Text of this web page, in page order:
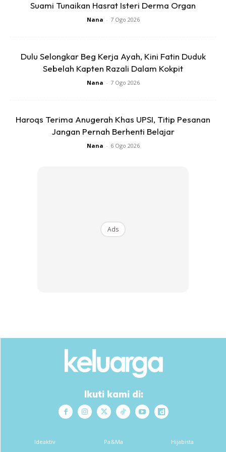
Terdahulu, Margaret bersyukur impian anak tunggalnya,
menunggu dengan sabar bertahun-tahun lamanya.
CENDAWAN RANGUP BY
SHOPEE MY
[500g – 1kg] Frozen Halal
Dimsum / Dimsum Sejuk
B...
Suami Tunaikan Hasrat Isteri Derma Organ
Nana - 7 Ogo 2026
Dulu Selongkar Beg Kerja Ayah, Kini Fatin Duduk
Sebelah Kapten Razali Dalam Kokpit
Nana - 7 Ogo 2026
Haroqs Terima Anugerah Khas UPSI, Titip Pesanan
Jangan Pernah Berhenti Belajar
Nana - 6 Ogo 2026
Ads
Ikuti kami di:
Ideaktiv Pa&Ma Hijabista